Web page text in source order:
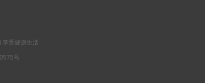
享受健康生活
号